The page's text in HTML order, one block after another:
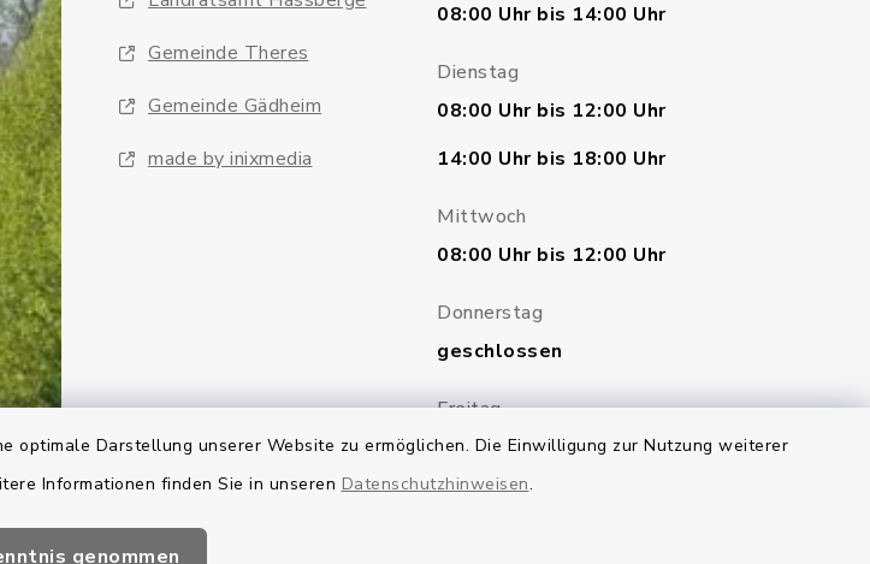
optimale Darstellung unserer Website zu ermöglichen. Die Einwilligung zur Nutzung weiterer
Informationen finden Sie in unseren Datenschutzhinweisen.
genommen
Gemeinde Theres
Gemeinde Gädheim
made by inixmedia
08:00 Uhr bis 14:00 Uhr
Dienstag
08:00 Uhr bis 12:00 Uhr
14:00 Uhr bis 18:00 Uhr
Mittwoch
08:00 Uhr bis 12:00 Uhr
Donnerstag
geschlossen
Freitag
07:00 Uhr bis 12:00 Uhr